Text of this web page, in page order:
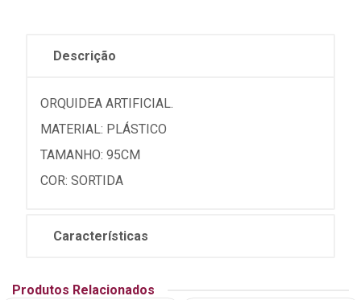
Descrição
ORQUIDEA ARTIFICIAL.
MATERIAL: PLÁSTICO
TAMANHO: 95CM
COR: SORTIDA
Características
Produtos Relacionados